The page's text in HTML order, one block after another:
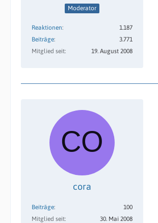
Moderator
Reaktionen
1.187
Beiträge
3.771
Mitglied seit
19. August 2008
cora
Beiträge
100
Mitglied seit
30. Mai 2008